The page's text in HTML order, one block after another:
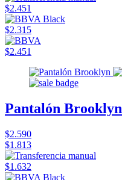
$2.451
$2.315
$2.451
Pantalón Brooklyn
$2.590
$1.813
$1.632